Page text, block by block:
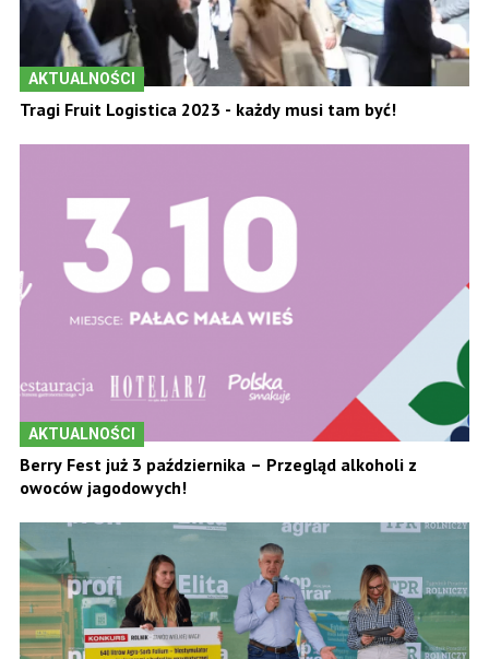
AKTUALNOŚCI
Tragi Fruit Logistica 2023 - każdy musi tam być!
AKTUALNOŚCI
Berry Fest już 3 października – Przegląd alkoholi z
owoców jagodowych!